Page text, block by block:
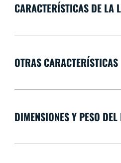
CARACTERÍSTICAS DE LA
OTRAS CARACTERÍSTICAS
DIMENSIONES Y PESO